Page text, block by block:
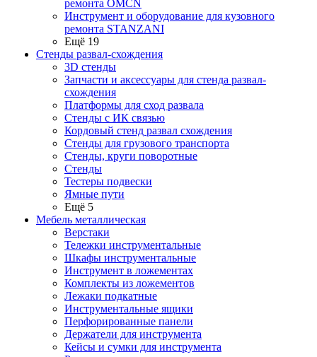
ремонта OMCN
Инструмент и оборудование для кузовного
ремонта STANZANI
Ещё 19
Стенды развал-схождения
3D стенды
Запчасти и аксессуары для стенда развал-
схождения
Платформы для сход развала
Стенды с ИК связью
Кордовый стенд развал схождения
Стенды для грузового транспорта
Стенды, круги поворотные
Стенды
Тестеры подвески
Ямные пути
Ещё 5
Мебель металлическая
Верстаки
Тележки инструментальные
Шкафы инструментальные
Инструмент в ложементах
Комплекты из ложементов
Лежаки подкатные
Инструментальные ящики
Перфорированные панели
Держатели для инструмента
Кейсы и сумки для инструмента